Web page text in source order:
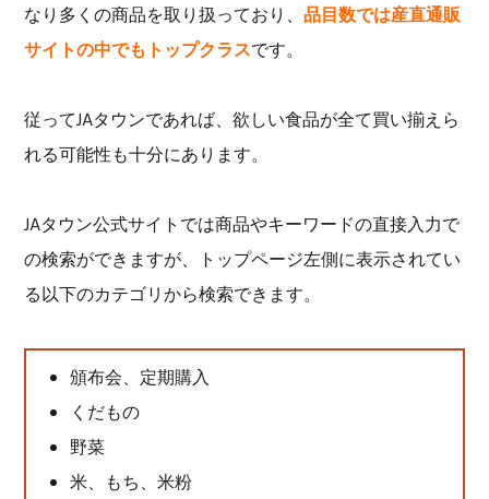
なり多くの商品を取り扱っており、品目数では産直通販
サイトの中でもトップクラスです。
従ってJAタウンであれば、欲しい食品が全て買い揃えら
れる可能性も十分にあります。
JAタウン公式サイトでは商品やキーワードの直接入力で
の検索ができますが、トップページ左側に表示されてい
る以下のカテゴリから検索できます。
頒布会、定期購入
くだもの
野菜
米、もち、米粉